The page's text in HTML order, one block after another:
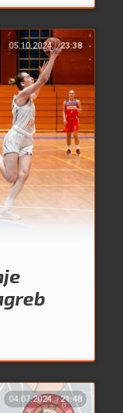
05.10.2024. 23:38
04.07.2024. 21:48